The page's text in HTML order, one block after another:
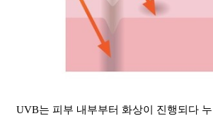
UVB는 피부 내부부터 화상이 진행되다